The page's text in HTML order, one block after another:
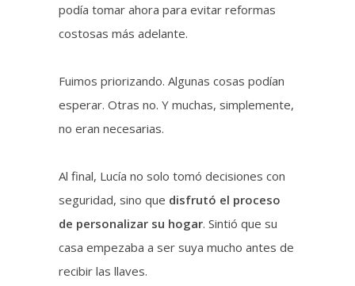
podía tomar ahora para evitar reformas
costosas más adelante.
Fuimos priorizando. Algunas cosas podían
esperar. Otras no. Y muchas, simplemente,
no eran necesarias.
Al final, Lucía no solo tomó decisiones con
seguridad, sino que disfrutó el proceso
de personalizar su hogar. Sintió que su
casa empezaba a ser suya mucho antes de
recibir las llaves.